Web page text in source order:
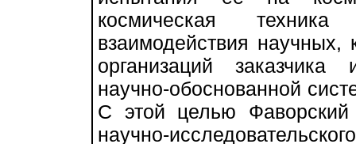
космическая
взаимодействия научных,
организаций
научно-обоснованной
С этой целью Фаворский
научно-